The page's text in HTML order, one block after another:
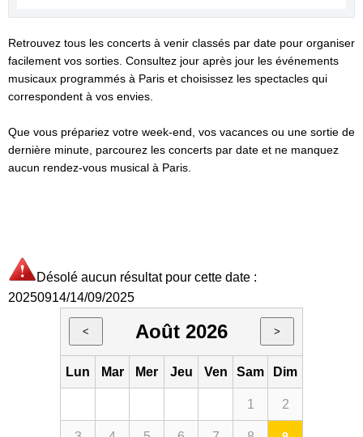
Retrouvez tous les concerts à venir classés par date pour organiser
facilement vos sorties. Consultez jour après jour les événements
musicaux programmés à Paris et choisissez les spectacles qui
correspondent à vos envies.
Que vous prépariez votre week-end, vos vacances ou une sortie de
dernière minute, parcourez les concerts par date et ne manquez
aucun rendez-vous musical à Paris.
Désolé aucun résultat pour cette date :
20250914/14/09/2025
< Août 2026 >
Lun Mar Mer Jeu Ven Sam Dim
1 2